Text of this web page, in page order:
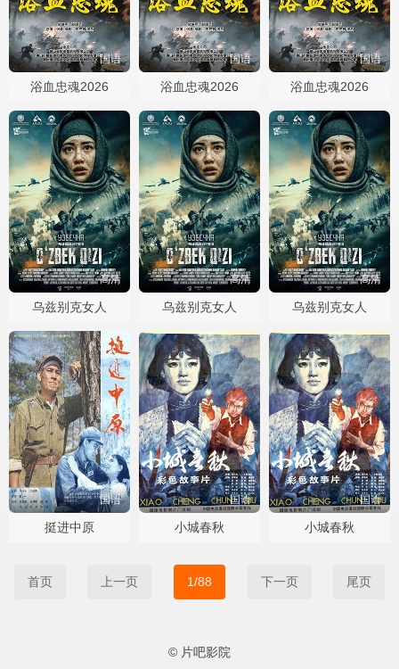
国语
浴血忠魂2026
国语
浴血忠魂2026
国语
浴血忠魂2026
高清
乌兹别克女人
高清
乌兹别克女人
高清
乌兹别克女人
国语
挺进中原
国语
小城春秋
国语
小城春秋
首页 上一页 1/88 下一页 尾页
© 片吧影院